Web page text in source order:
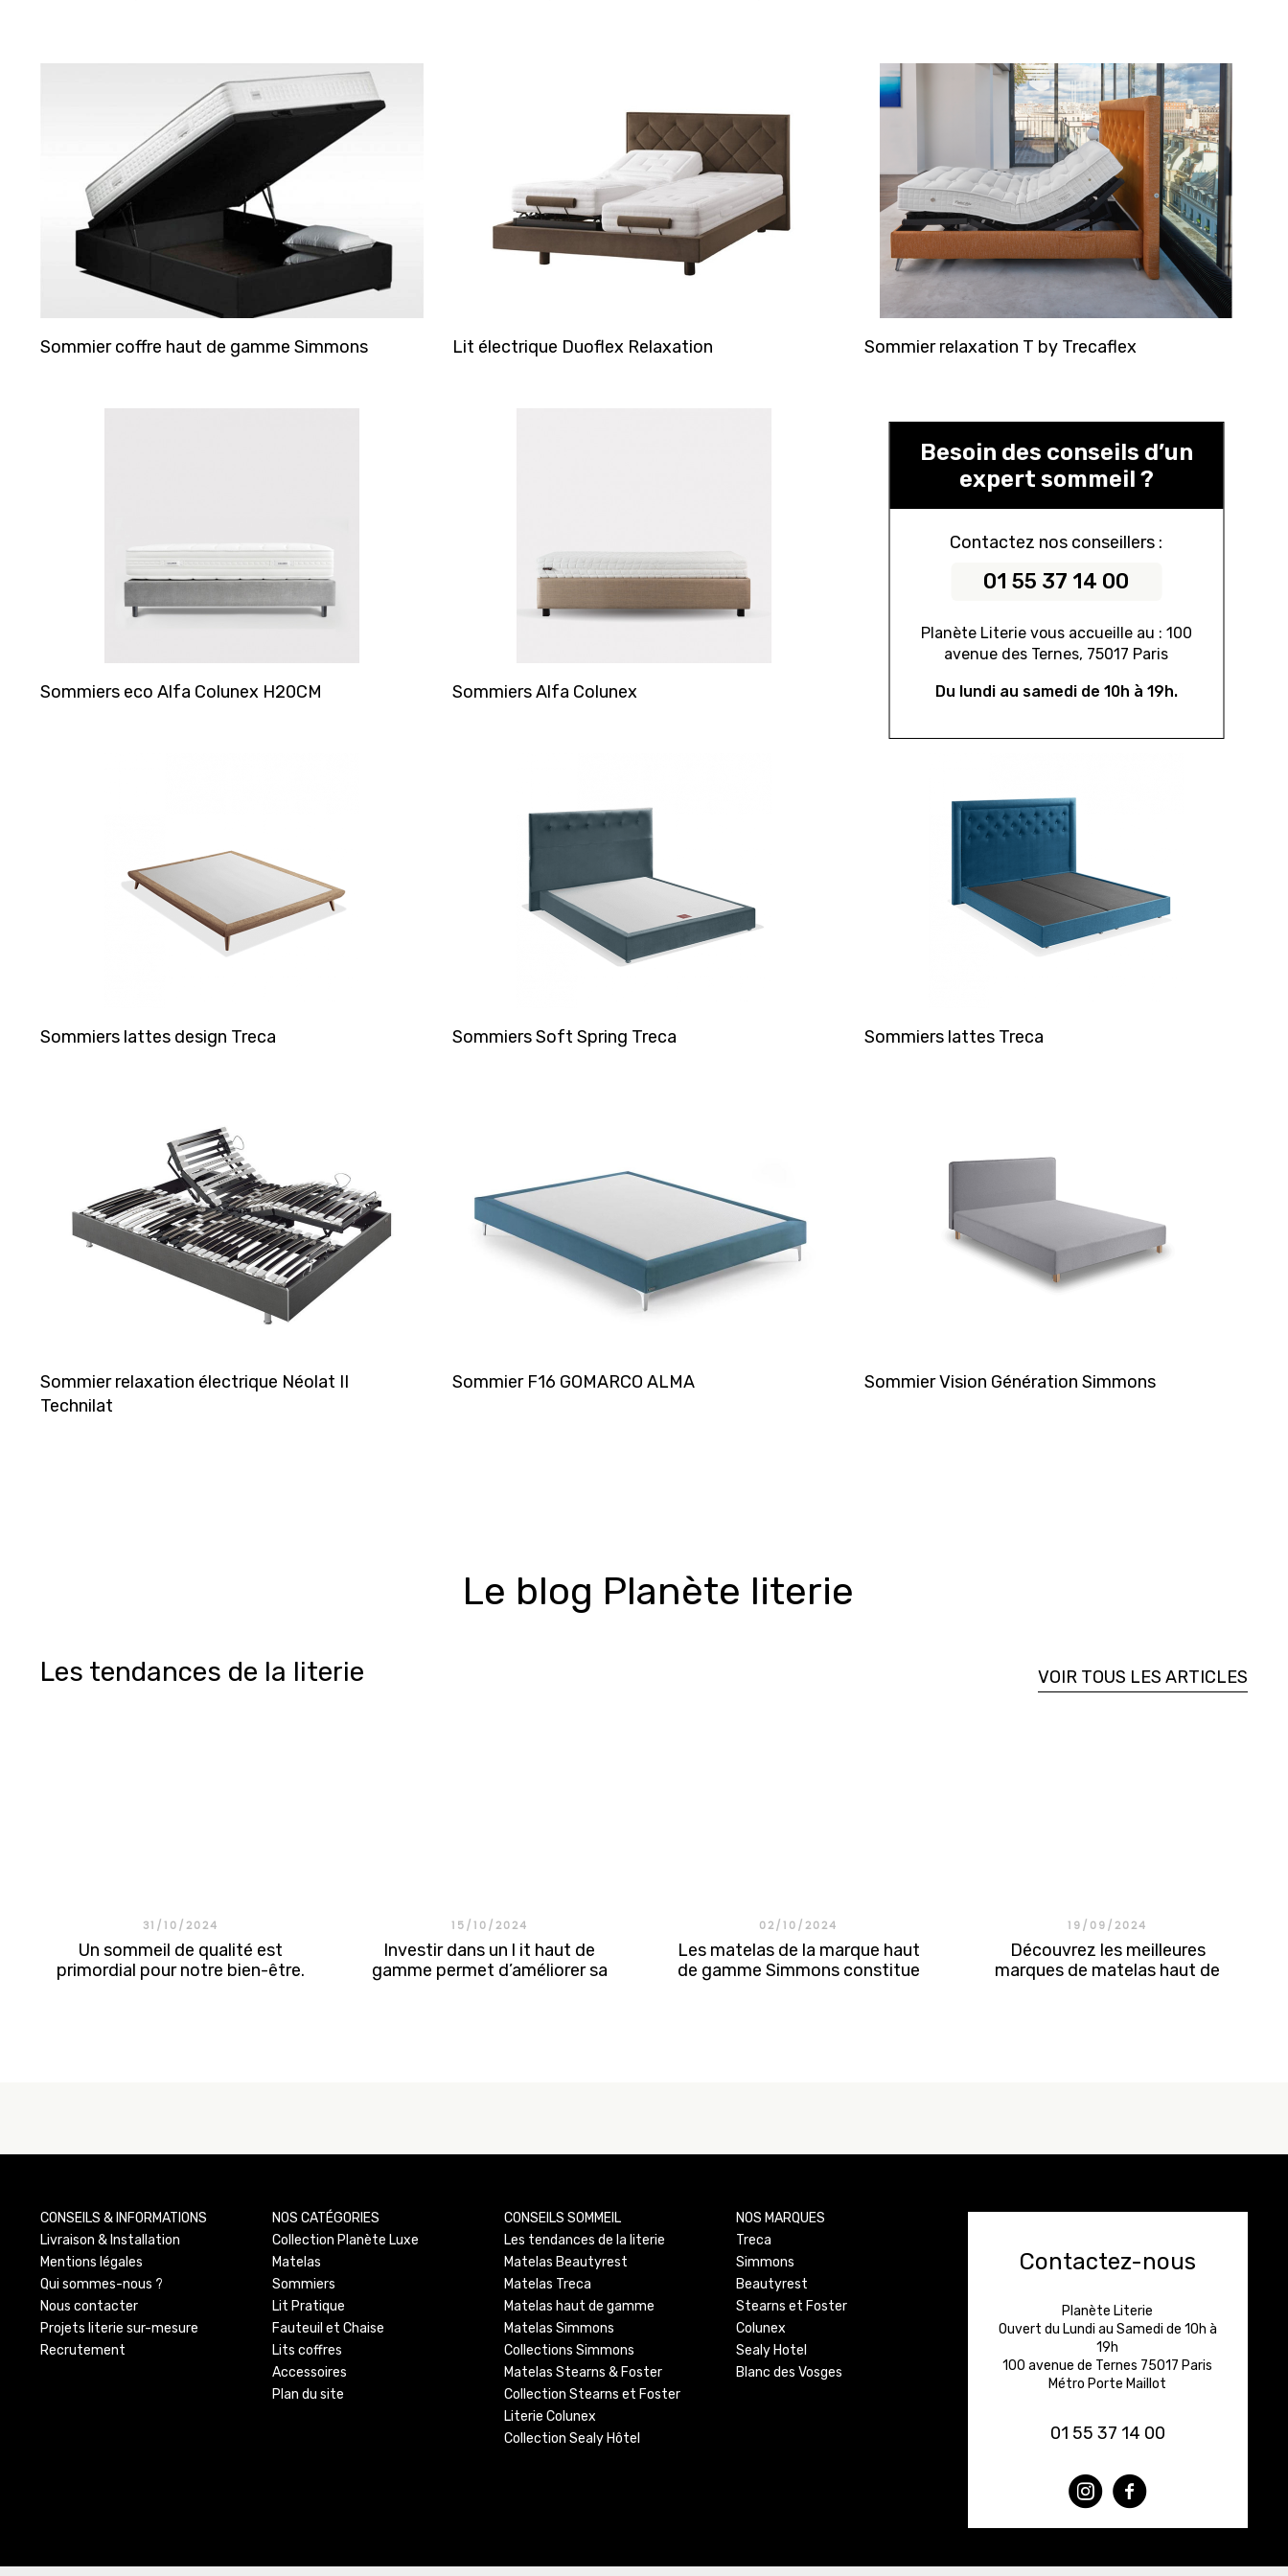
Couettes
Linge de Maison
Table de Chevets
Sommier coffre haut de gamme Simmons Lit électrique Duoflex Relaxation Sommier relaxation T by Trecaflex
Sommiers eco Alfa Colunex H20CM Sommiers Alfa Colunex
Besoin des conseils d’un
expert sommeil ?
Contactez nos conseillers :
01 55 37 14 00
Planète Literie vous accueille au : 100
avenue des Ternes, 75017 Paris
Du lundi au samedi de 10h à 19h.
Sommiers lattes design Treca Sommiers Soft Spring Treca Sommiers lattes Treca
Sommier relaxation électrique Néolat II
Technilat
Sommier F16 GOMARCO ALMA Sommier Vision Génération Simmons
Le blog Planète literie
Les tendances de la literie VOIR TOUS LES ARTICLES
31/10/2024
Un sommeil de qualité est
primordial pour notre bien-être.
15/10/2024
Investir dans un l it haut de
gamme permet d’améliorer sa
02/10/2024
Les matelas de la marque haut
de gamme Simmons constitue
19/09/2024
Découvrez les meilleures
marques de matelas haut de
CONSEILS & INFORMATIONS
Livraison & Installation
Mentions légales
Qui sommes-nous ?
Nous contacter
Projets literie sur-mesure
Recrutement
NOS CATÉGORIES
Collection Planète Luxe
Matelas
Sommiers
Lit Pratique
Fauteuil et Chaise
Lits coffres
Accessoires
Plan du site
CONSEILS SOMMEIL
Les tendances de la literie
Matelas Beautyrest
Matelas Treca
Matelas haut de gamme
Matelas Simmons
Collections Simmons
Matelas Stearns & Foster
Collection Stearns et Foster
Literie Colunex
Collection Sealy Hôtel
NOS MARQUES
Treca
Simmons
Beautyrest
Stearns et Foster
Colunex
Sealy Hotel
Blanc des Vosges
Contactez-nous
Planète Literie
Ouvert du Lundi au Samedi de 10h à
19h
100 avenue de Ternes 75017 Paris
Métro Porte Maillot
01 55 37 14 00